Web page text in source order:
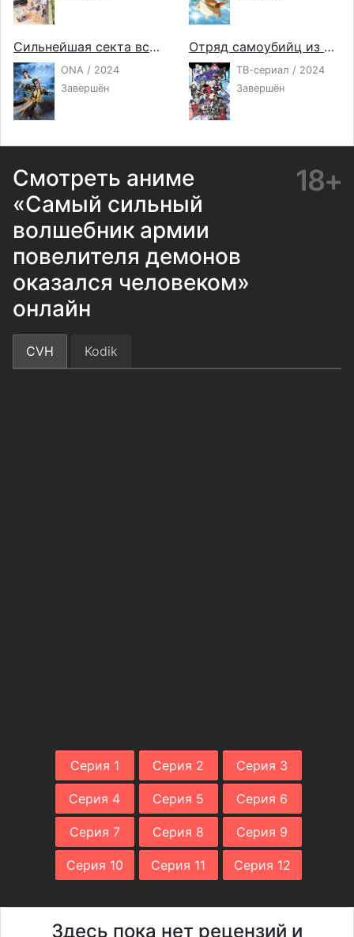
Сильнейшая секта всех времён
ONA / 2024
Завершён
Отряд самоубийц из другого мира
ТВ-сериал / 2024
Завершён
Смотреть аниме
«Самый сильный
волшебник армии
повелителя демонов
оказался человеком»
онлайн
18+
CVH Kodik
Серия 1 Серия 2 Серия 3
Серия 4 Серия 5 Серия 6
Серия 7 Серия 8 Серия 9
Серия 10 Серия 11 Серия 12
Здесь пока нет рецензий и